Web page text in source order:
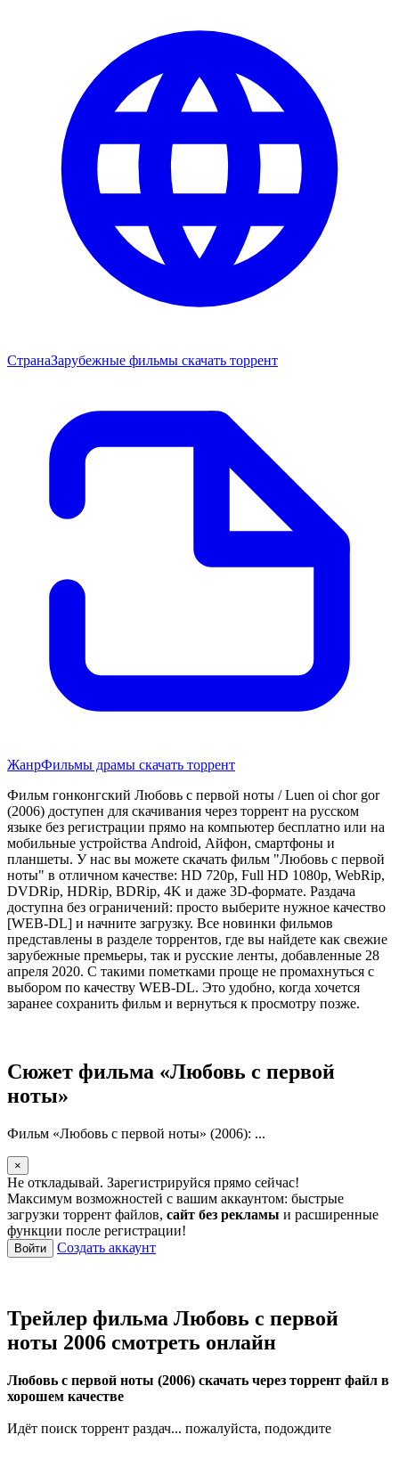
СтранаЗарубежные фильмы скачать торрент
ЖанрФильмы драмы скачать торрент
Фильм гонконгский Любовь с первой ноты / Luen oi chor gor
(2006) доступен для скачивания через торрент на русском
языке без регистрации прямо на компьютер бесплатно или на
мобильные устройства Android, Айфон, смартфоны и
планшеты. У нас вы можете скачать фильм "Любовь с первой
ноты" в отличном качестве: HD 720p, Full HD 1080p, WebRip,
DVDRip, HDRip, BDRip, 4K и даже 3D-формате. Раздача
доступна без ограничений: просто выберите нужное качество
[WEB-DL] и начните загрузку. Все новинки фильмов
представлены в разделе торрентов, где вы найдете как свежие
зарубежные премьеры, так и русские ленты, добавленные 28
апреля 2020. С такими пометками проще не промахнуться с
выбором по качеству WEB-DL. Это удобно, когда хочется
заранее сохранить фильм и вернуться к просмотру позже.
Сюжет фильма «Любовь с первой
ноты»
Фильм «Любовь с первой ноты» (2006): ...
×
Не откладывай. Зарегистрируйся прямо сейчас!
Максимум возможностей с вашим аккаунтом: быстрые
загрузки торрент файлов, сайт без рекламы и расширенные
функции после регистрации!
Войти Создать аккаунт
Трейлер фильма Любовь с первой
ноты 2006 смотреть онлайн
Любовь с первой ноты (2006) скачать через торрент файл в
хорошем качестве
Идёт поиск торрент раздач... пожалуйста, подождите